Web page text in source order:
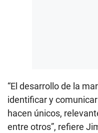
“El desarrollo de la
identificar y
hacen únicos,
entre otros”, refiere